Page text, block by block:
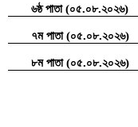
৬ষ্ঠ পাতা (০৫.০৮.২০২৬)
৭ম পাতা (০৫.০৮.২০২৬)
৮ম পাতা (০৫.০৮.২০২৬)